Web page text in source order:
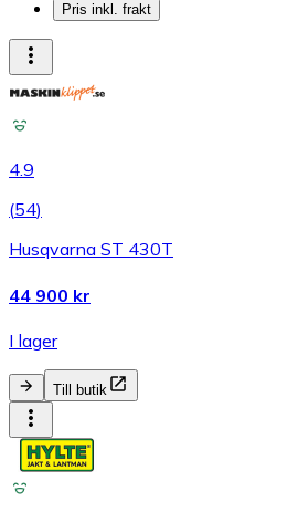
Pris inkl. frakt
4.9
(54)
Husqvarna ST 430T
44 900 kr
I lager
Till butik